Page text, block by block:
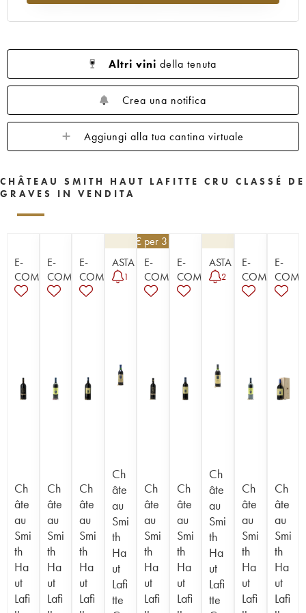
1955
1953 1952 1950
1949
1947
1945 1920 1878
Altri vini della tenuta
Crea una notifica
Aggiungi alla tua cantina virtuale
CHÂTEAU SMITH HAUT LAFITTE CRU CLASSÉ DE
GRAVES IN VENDITA
E-
COMMERCE
Ch
âte
au
Smi
th
Ha
ut
Lafi
E-
COMMERCE
Ch
âte
au
Smi
th
Ha
ut
Lafi
E-
COMMERCE
Ch
âte
au
Smi
th
Ha
ut
Lafi
ASTA
1
Ch
âte
au
Smi
th
Ha
ut
Lafi
tte
€ per 3 | - 10%
E-
COMMERCE
Ch
âte
au
Smi
th
Ha
ut
Lafi
E-
COMMERCE
Ch
âte
au
Smi
th
Ha
ut
Lafi
ASTA
2
Ch
âte
au
Smi
th
Ha
ut
Lafi
tte
E-
COMMERCE
Ch
âte
au
Smi
th
Ha
ut
Lafi
E-
Ch
âte
au
Smi
th
Ha
ut
Lafi